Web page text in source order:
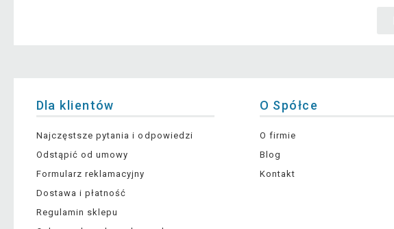
Dla klientów
Najczęstsze pytania i odpowiedzi
Odstąpić od umowy
Formularz reklamacyjny
Dostawa i płatność
Regulamin sklepu
O Spółce
O firmie
Blog
Kontakt